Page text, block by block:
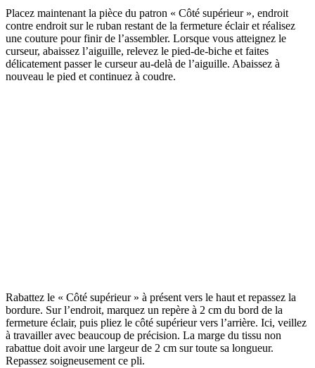
Placez maintenant la pièce du patron « Côté supérieur », endroit
contre endroit sur le ruban restant de la fermeture éclair et réalisez
une couture pour finir de l’assembler. Lorsque vous atteignez le
curseur, abaissez l’aiguille, relevez le pied-de-biche et faites
délicatement passer le curseur au-delà de l’aiguille. Abaissez à
nouveau le pied et continuez à coudre.
Rabattez le « Côté supérieur » à présent vers le haut et repassez la
bordure. Sur l’endroit, marquez un repère à 2 cm du bord de la
fermeture éclair, puis pliez le côté supérieur vers l’arrière. Ici, veillez
à travailler avec beaucoup de précision. La marge du tissu non
rabattue doit avoir une largeur de 2 cm sur toute sa longueur.
Repassez soigneusement ce pli.